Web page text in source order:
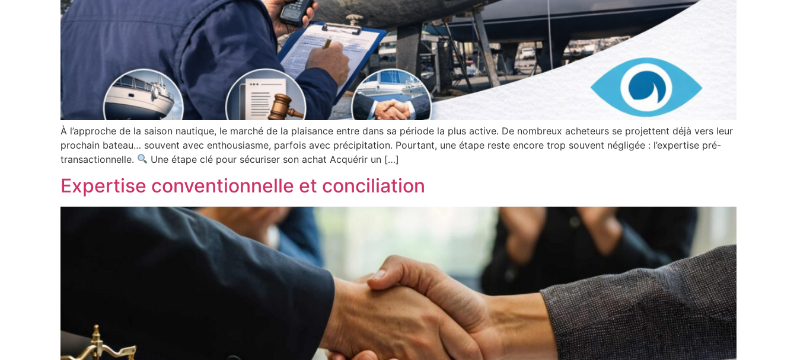
À l’approche de la saison nautique, le marché de la plaisance entre dans sa période la plus active. De nombreux acheteurs se projettent déjà vers leur
prochain bateau… souvent avec enthousiasme, parfois avec précipitation. Pourtant, une étape reste encore trop souvent négligée : l’expertise pré-
transactionnelle.
Une étape clé pour sécuriser son achat Acquérir un […]
Expertise conventionnelle et conciliation